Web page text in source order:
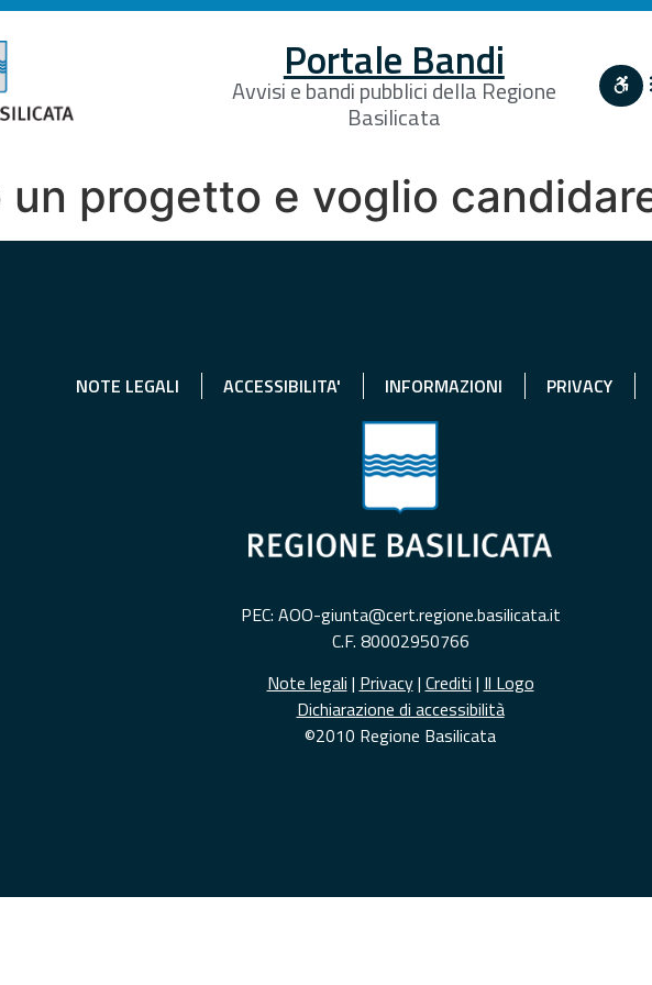
Portale Bandi
Avvisi e bandi pubblici della Regione
Basilicata
un progetto e voglio
NOTE LEGALI ACCESSIBILITA' INFORMAZIONI PRIVACY
PEC: AOO-giunta@cert.regione.basilicata.it
C.F. 80002950766
Note legali | Privacy| Crediti | Il Logo
Dichiarazione di accessibilità
©2010 Regione Basilicata